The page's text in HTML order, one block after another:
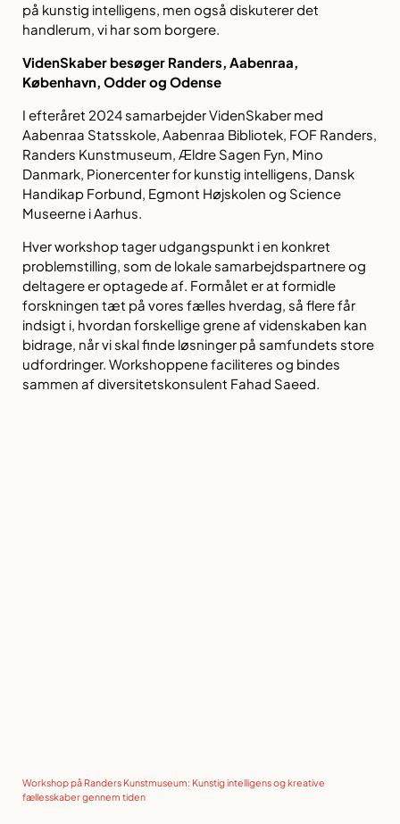
på kunstig intelligens, men også diskuterer det
handlerum, vi har som borgere.
VidenSkaber besøger Randers, Aabenraa,
København, Odder og Odense
I efteråret 2024 samarbejder VidenSkaber med
Aabenraa Statsskole, Aabenraa Bibliotek, FOF Randers,
Randers Kunstmuseum, Ældre Sagen Fyn, Mino
Danmark, Pionercenter for kunstig intelligens, Dansk
Handikap Forbund, Egmont Højskolen og Science
Museerne i Aarhus.
Hver workshop tager udgangspunkt i en konkret
problemstilling, som de lokale samarbejdspartnere og
deltagere er optagede af. Formålet er at formidle
forskningen tæt på vores fælles hverdag, så flere får
indsigt i, hvordan forskellige grene af videnskaben kan
bidrage, når vi skal finde løsninger på samfundets store
udfordringer. Workshoppene faciliteres og bindes
sammen af diversitetskonsulent Fahad Saeed.
Workshop på Randers Kunstmuseum: Kunstig intelligens og kreative
fællesskaber gennem tiden